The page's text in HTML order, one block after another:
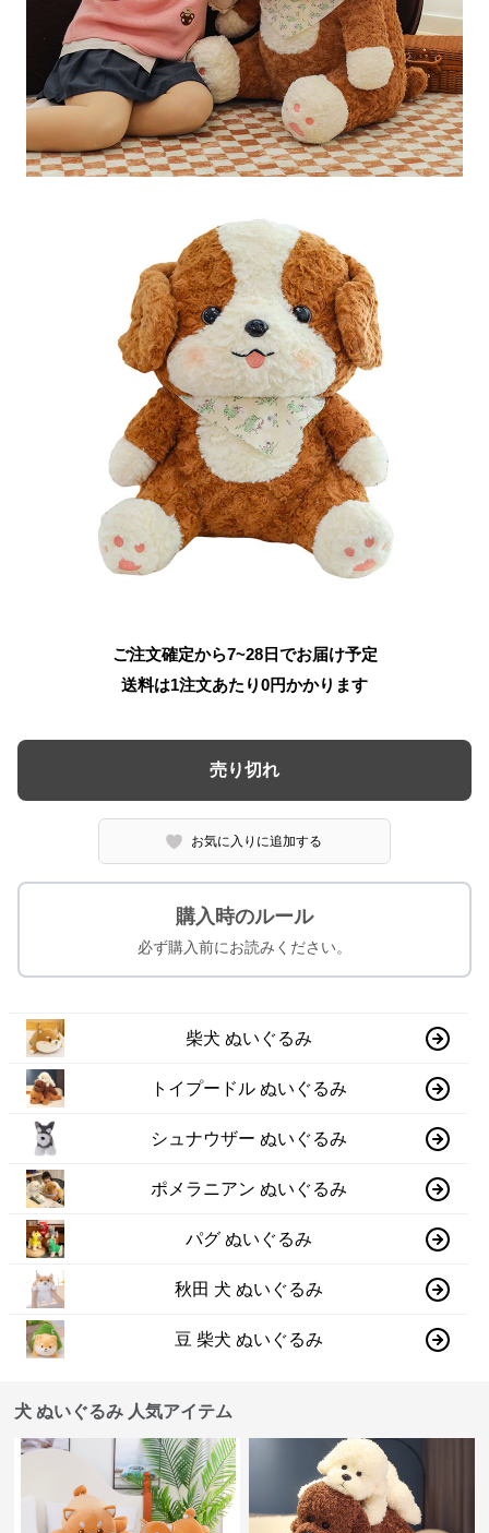
ご注文確定から7~28日でお届け予定
送料は1注文あたり0円かかります
売り切れ
お気に入りに追加する
購入時のルール
必ず購入前にお読みください。
柴犬 ぬいぐるみ
トイプードル ぬいぐるみ
シュナウザー ぬいぐるみ
ポメラニアン ぬいぐるみ
パグ ぬいぐるみ
秋田 犬 ぬいぐるみ
豆 柴犬 ぬいぐるみ
犬 ぬいぐるみ 人気アイテム